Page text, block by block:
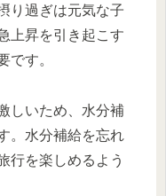
り過ぎは元気な子
上昇を引き起こす
です。
しいため、水分補
。水分補給を忘れ
行を楽しめるよう